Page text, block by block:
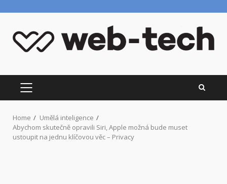
content
PRIMARY
MENU
Home
Umělá inteligence
Abychom skutečně opravili Siri, Apple možná bude muset
ustoupit na jednu klíčovou věc – Privacy